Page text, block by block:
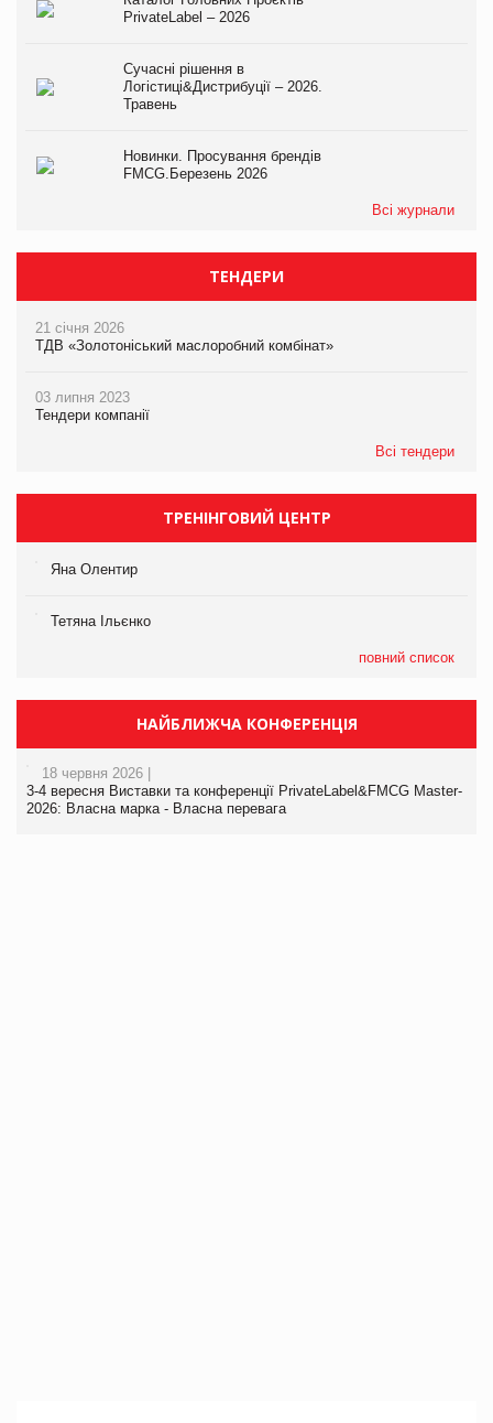
PrivateLabel – 2026
Сучасні рішення в
Логістиці&Дистрибуції – 2026.
Травень
Новинки. Просування брендів
FMCG.Березень 2026
Всі журнали
ТЕНДЕРИ
21 січня 2026
ТДВ «Золотоніський маслоробний комбінат»
03 липня 2023
Тендери компанії
Всі тендери
ТРЕНІНГОВИЙ ЦЕНТР
Яна Олентир
Тетяна Ільєнко
повний список
НАЙБЛИЖЧА КОНФЕРЕНЦІЯ
18 червня 2026 |
3-4 вересня Виставки та конференції PrivateLabel&FMCG Master-
2026: Власна марка - Власна перевага